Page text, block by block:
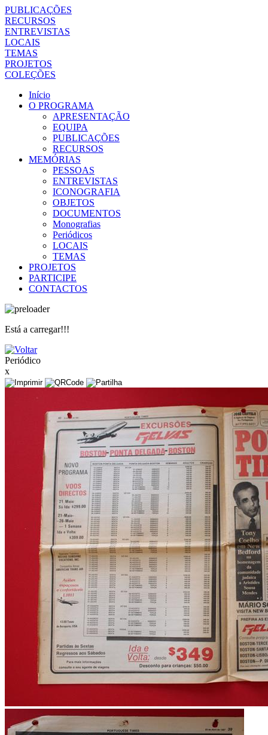
PUBLICAÇÕES
RECURSOS
ENTREVISTAS
LOCAIS
TEMAS
PROJETOS
COLEÇÕES
Início
O PROGRAMA
APRESENTAÇÃO
EQUIPA
PUBLICAÇÕES
RECURSOS
MEMÓRIAS
PESSOAS
ENTREVISTAS
ICONOGRAFIA
OBJETOS
DOCUMENTOS
Monografias
Periódicos
LOCAIS
TEMAS
PROJETOS
PARTICIPE
CONTACTOS
Está a carregar!!!
Periódico
x